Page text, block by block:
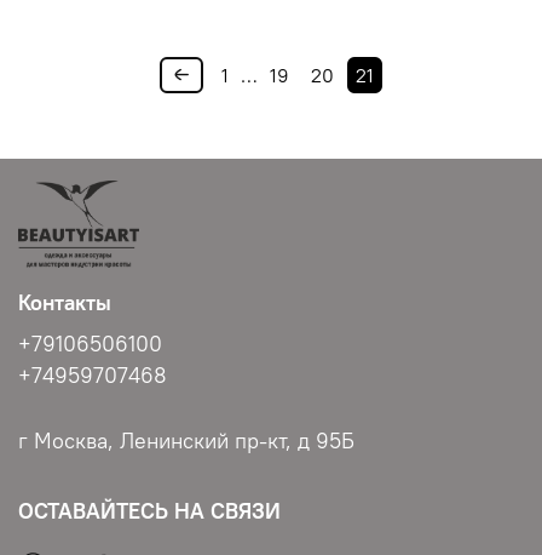
1 … 19 20 21
Контакты
+79106506100
+74959707468
г Москва, Ленинский пр-кт, д 95Б
ОСТАВАЙТЕСЬ НА СВЯЗИ